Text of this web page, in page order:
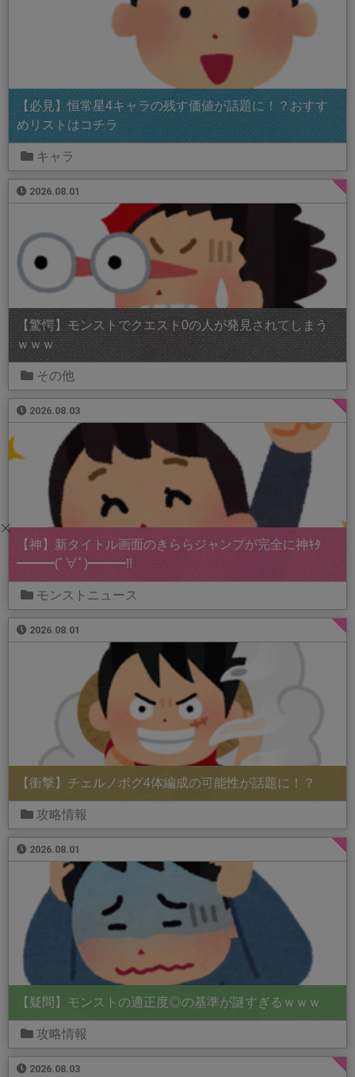
【必見】恒常星4キャラの残す価値が話題に！？おすす
めリストはコチラ
キャラ
2026.08.01
【驚愕】モンストでクエスト0の人が発見されてしまう
ｗｗｗ
その他
2026.08.03
【神】新タイトル画面のきららジャンプが完全に神ｷﾀ
━━━(ﾟ∀ﾟ)━━━!!
モンストニュース
2026.08.01
【衝撃】チェルノボグ4体編成の可能性が話題に！？
攻略情報
2026.08.01
【疑問】モンストの適正度◎の基準が謎すぎるｗｗｗ
攻略情報
2026.08.03